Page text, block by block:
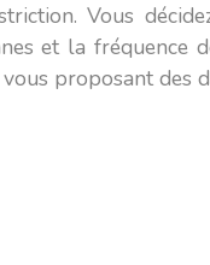
Vous
et la fréquence
vous proposant des